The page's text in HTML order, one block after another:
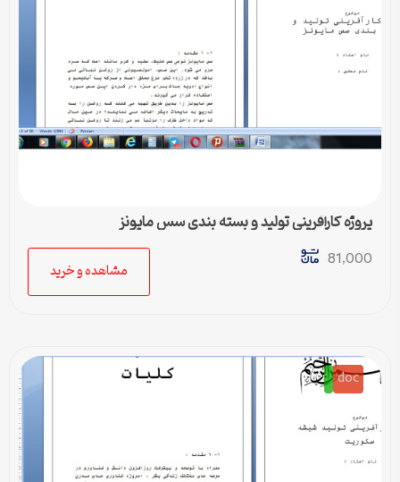
پروژه کارآفرینی تولید و بسته بندی سس مایونز
81,000
مشاهده و خرید
doc